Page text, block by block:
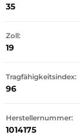
35
Zoll:
19
Tragfähigkeitsindex:
96
Herstellernummer:
1014175